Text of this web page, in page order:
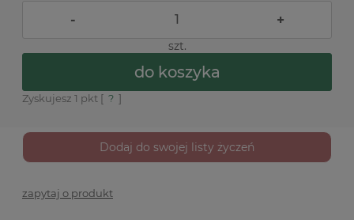
- +
szt.
do koszyka
Zyskujesz 1 pkt [ ? ]
Dodaj do swojej listy życzeń
zapytaj o produkt